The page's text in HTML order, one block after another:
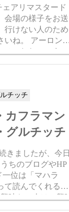
アリマスタード
す。 こうい
て...
チッチ
カフラマン
グルチッチ
位は「マハラ
。...